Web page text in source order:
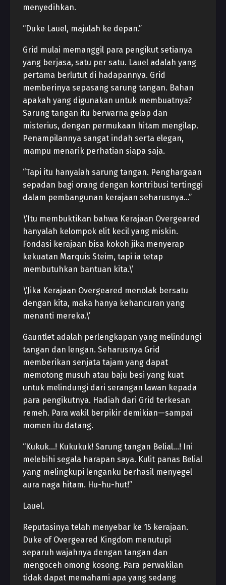
menyedihkan.
“Duke Lauel, majulah ke depan.”
Grid mulai memanggil para pengikut setianya
yang berjasa, satu per satu. Lauel adalah yang
pertama berlutut di hadapannya. Grid
memberinya sepasang sarung tangan. Bahan
apakah yang digunakan untuk membuatnya?
Sarung tangan itu berwarna gelap dan
misterius, dengan permukaan hitam mengilap.
Penampilannya sangat indah serta elegan,
mampu menarik perhatian siapa saja.
“Tapi itu hanyalah sarung tangan. Penghargaan
sepadan bagi orang dengan kontribusi tertinggi
dalam pembangunan kerajaan seharusnya…”
\’Itu membuktikan bahwa Kerajaan Overgeared
hanyalah kelompok elit kecil yang miskin.
Fondasi kerajaan bisa kokoh jika menyerap
kekuatan Marquis Steim, tapi ia tetap
membutuhkan bantuan kita.\’
\’Jika Kerajaan Overgeared menolak bersatu
dengan kita, maka hanya kehancuran yang
menanti mereka.\’
Gauntlet adalah perlengkapan yang melindungi
tangan dan lengan. Seharusnya Grid
memberikan senjata tajam yang dapat
memotong musuh atau baju besi yang kuat
untuk melindungi dari serangan lawan kepada
para pengikutnya. Hadiah dari Grid terkesan
remeh. Para wakil berpikir demikian—sampai
momen itu datang.
“Kukuk…! Kukukuk! Sarung tangan Belial…! Ini
melebihi segala harapan saya. Kulit panas Belial
yang melingkupi lenganku berhasil menyegel
aura naga hitam. Hu-hu-hut!”
Lauel.
Reputasinya telah menyebar ke 15 kerajaan.
Duke of Overgeared Kingdom menutupi
separuh wajahnya dengan tangan dan
mengoceh omong kosong. Para perwakilan
tidak dapat memahami apa yang sedang